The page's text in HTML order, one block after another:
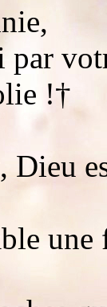
par
!†
Dieu